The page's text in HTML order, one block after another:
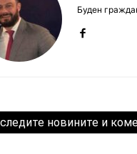
Буден
новините и